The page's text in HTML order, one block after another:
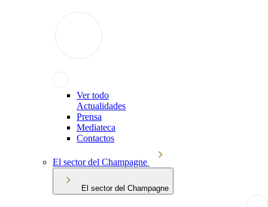
Ver todo
Actualidades
Prensa
Mediateca
Contactos
El sector del Champagne
El sector del Champagne